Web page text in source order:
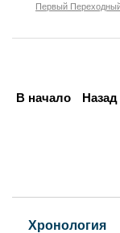
Первый
В начало Назад
Хронология